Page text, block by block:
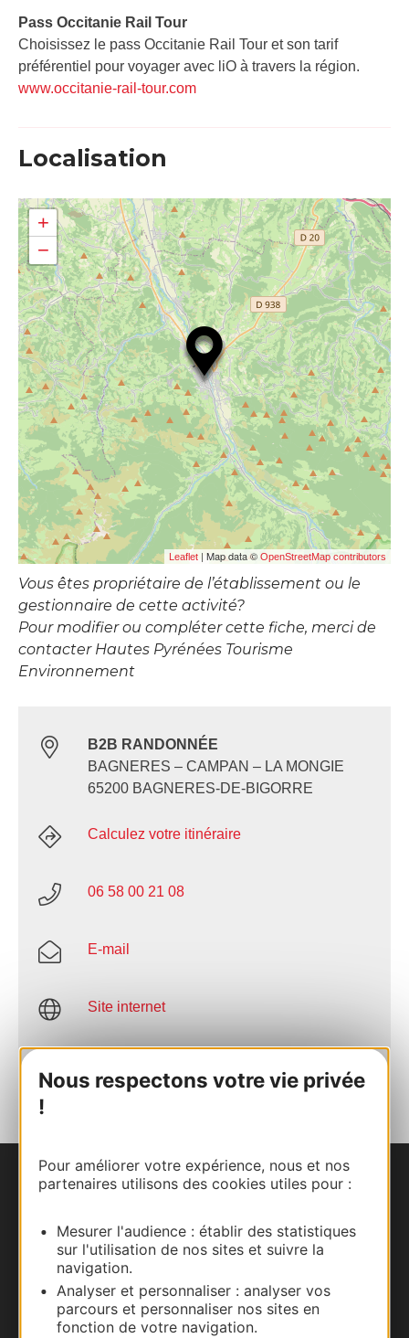
Nous respectons votre vie privée
!
Pour améliorer votre expérience, nous et nos
partenaires utilisons des cookies utiles pour :
Mesurer l'audience : établir des statistiques
sur l'utilisation de nos sites et suivre la
navigation.
Analyser et personnaliser : analyser vos
parcours et personnaliser nos sites en
fonction de votre navigation.
Pass Occitanie Rail Tour​
Choisissez le pass Occitanie Rail Tour et son tarif
préférentiel pour voyager avec liO à travers la région.
www.occitanie-rail-tour.com
Localisation
+
−
Leaflet | Map data © OpenStreetMap contributors
Vous êtes propriétaire de l’établissement ou le
gestionnaire de cette activité?
Pour modifier ou compléter cette fiche, merci de
contacter Hautes Pyrénées Tourisme
Environnement
B2B RANDONNÉE
BAGNERES – CAMPAN – LA MONGIE
65200 BAGNERES-DE-BIGORRE
Calculez votre itinéraire
06 58 00 21 08
E-mail
Site internet
Nous contacter
Carte interactive
Documentation